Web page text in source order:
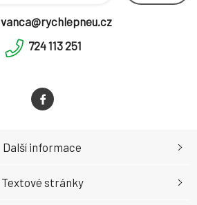
vanca@rychlepneu.cz
724 113 251
Další informace
Textové stránky